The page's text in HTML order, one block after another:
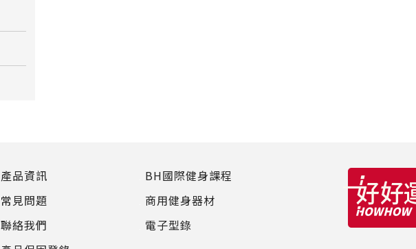
產品資訊
常見問題
聯絡我們
BH國際健身課程
商用健身器材
電子型錄